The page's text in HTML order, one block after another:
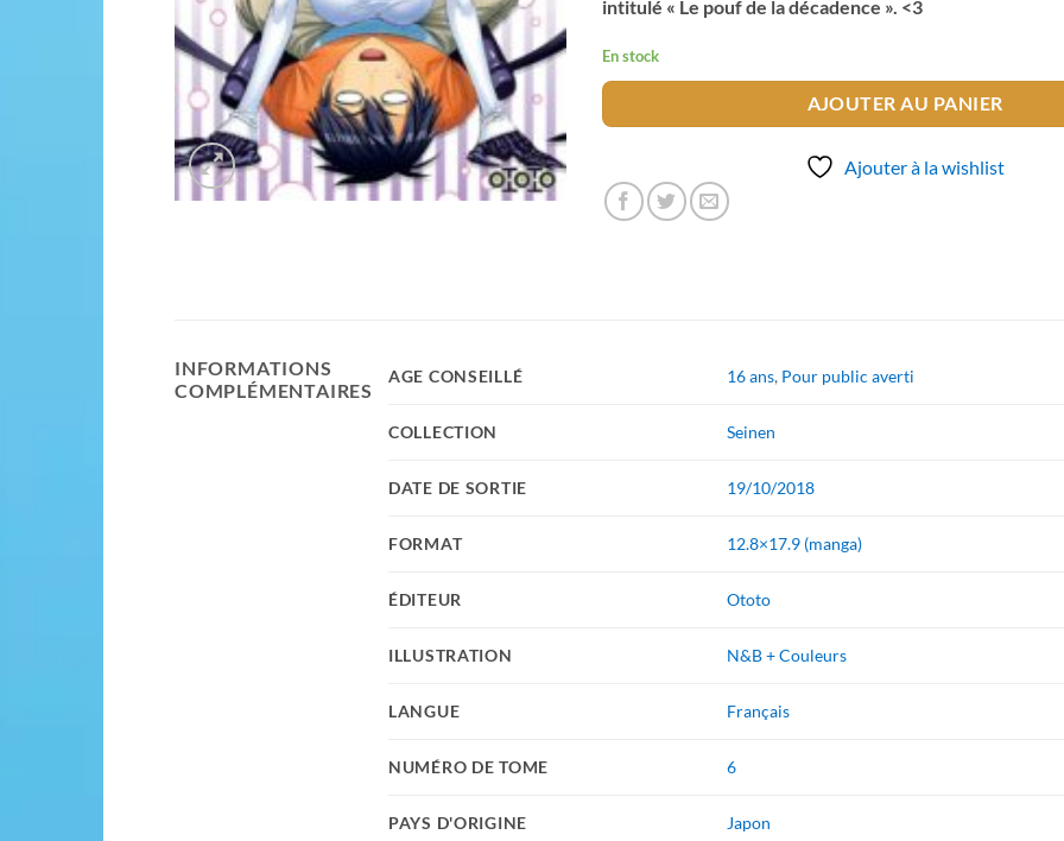
intitulé « Le pouf de la décadence ». <3
En stock
AJOUTER AU PANIER
Ajouter à la wishlist
INFORMATIONS
COMPLÉMENTAIRES
AGE CONSEILLÉ 16 ans, Pour public averti
COLLECTION Seinen
DATE DE SORTIE 19/10/2018
FORMAT 12.8×17.9 (manga)
ÉDITEUR Ototo
ILLUSTRATION N&B + Couleurs
LANGUE Français
NUMÉRO DE TOME 6
PAYS D'ORIGINE Japon